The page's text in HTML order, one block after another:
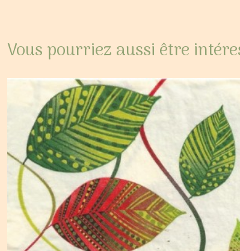
Vous pourriez aussi être